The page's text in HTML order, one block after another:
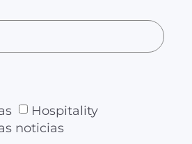
Hospitality
noticias